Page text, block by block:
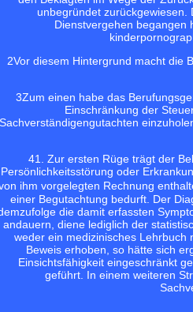
unbegründet
Dienstvergehen begangen
2Vor diesem Hintergrund macht die
3Zum einen habe das
Einschränkung der
Sachverständigengutachten
41. Zur ersten Rüge trägt der
Persönlichkeitsstörung oder
ihm vorgelegten Rechnung
einer Begutachtung bedurft. Der
die damit erfassten
andauern, diene lediglich der
weder ein medizinisches Lehrbuch
Beweis erhoben, so hätte sich
Einsichtsfähigkeit eingeschränkt
geführt. In einem weiteren